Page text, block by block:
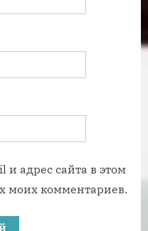
и адрес сайта в этом
моих комментариев.